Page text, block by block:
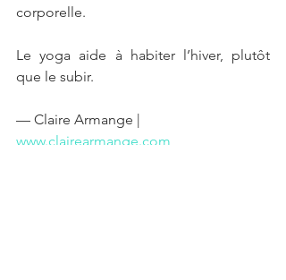
corporelle.
Le yoga aide à habiter l’hiver, plutôt
que le subir.
— Claire Armange |
www.clairearmange.com